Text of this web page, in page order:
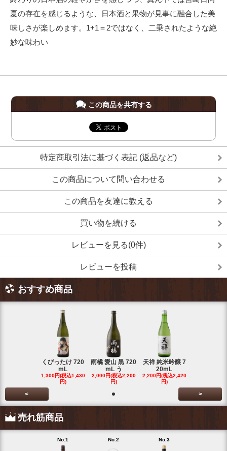
夏の存在を感じるような、日本酒と果物が見事に融合した美
味しさが楽しめます。1+1＝2ではなく、二乗されたような絶
妙な味わい
この商品を共有する
特定商取引法に基づく表記 (返品など)
この商品について問い合わせる
この商品を友達に教える
買い物を続ける
レビューを見る(0件)
レビューを投稿
おすすめ商品
くびったけ 720
mL
1,300円(税込1,430
円)
雨橘 愛山 黒 720
mL う
2,000円(税込2,200
円)
天祥 純米吟醸 7
20mL
2,200円(税込2,420
円)
< >
売れ筋商品
No.1 No.2 No.3